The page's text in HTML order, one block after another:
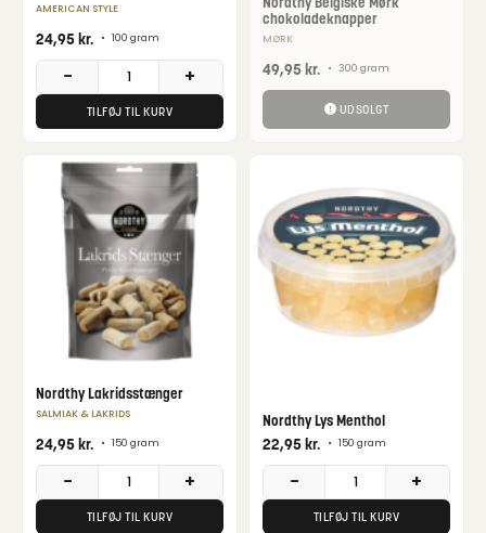
AMERICAN STYLE
24,95kr. • 100 gram
− +
TILFØJ TIL KURV
chokoladeknapper
MØRK
49,95kr. • 300 gram
UDSOLGT
Nordthy Lakridsstænger
SALMIAK & LAKRIDS
24,95kr. • 150 gram
− +
TILFØJ TIL KURV
Nordthy Lys Menthol
22,95kr. • 150 gram
− +
TILFØJ TIL KURV